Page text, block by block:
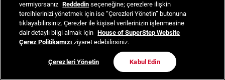
vermiyorsanız Reddedin seçeneğine; çerezlere ilişkin
tercihlerinizi yönetmek için ise “Çerezleri Yönetin” butonuna
tıklayabilirsiniz. Çerezler ile kişisel verilerinizin işlenmesine
dair detaylı bilgi almak için House of SuperStep Website
Çerez Politikamızıziyaret edebilirsiniz.
Çerezleri Yönetin Kabul Edin